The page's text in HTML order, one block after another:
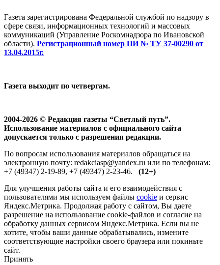
Газета зарегистрирована Федеральной службой по надзору в
сфере связи, информационных технологий и массовых
коммуникаций (Управление Роскомнадзора по Ивановской
области). Регистрационный номер ПИ № ТУ 37-00290 от
13.04.2015г.
Газета выходит по четвергам.
2004-2026 © Редакция газеты “Светлый путь”.
Использование материалов с официального сайта
допускается только с разрешения редакции.
По вопросам использования материалов обращаться на
электронную почту: redakciasp@yandex.ru или по телефонам:
+7 (49347) 2-19-89, +7 (49347) 2-23-46. (12+)
Для улучшения работы сайта и его взаимодействия с
пользователями мы используем файлы cookie и сервис
Яндекс.Метрика. Продолжая работу с сайтом, Вы даете
разрешение на использование cookie-файлов и согласие на
обработку данных сервисом Яндекс.Метрика. Если вы не
хотите, чтобы ваши данные обрабатывались, измените
соответствующие настройки своего браузера или покиньте
сайт.
Принять